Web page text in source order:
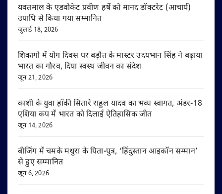
यवतमाल के एडवोकेट प्रवीण हर्षे को मानद डॉक्टरेट (आचार्य)
उपाधि से किया गया सम्मानित
जुलाई 18, 2026
शिकागो में योग दिवस पर बड़ौत के मास्टर उदयभान सिंह ने बढ़ाया
भारत का गौरव, दिया स्वस्थ जीवन का संदेश
जून 21, 2026
काशी के युवा हॉकी सितारे राहुल यादव का भव्य स्वागत, अंडर-18
एशिया कप में भारत को दिलाई ऐतिहासिक जीत
जून 14, 2026
बीजिंग में चमके मथुरा के पिता-पुत्र, ‘हिंदुस्तान आइकॉन सम्मान’
से हुए सम्मानित
जून 6, 2026